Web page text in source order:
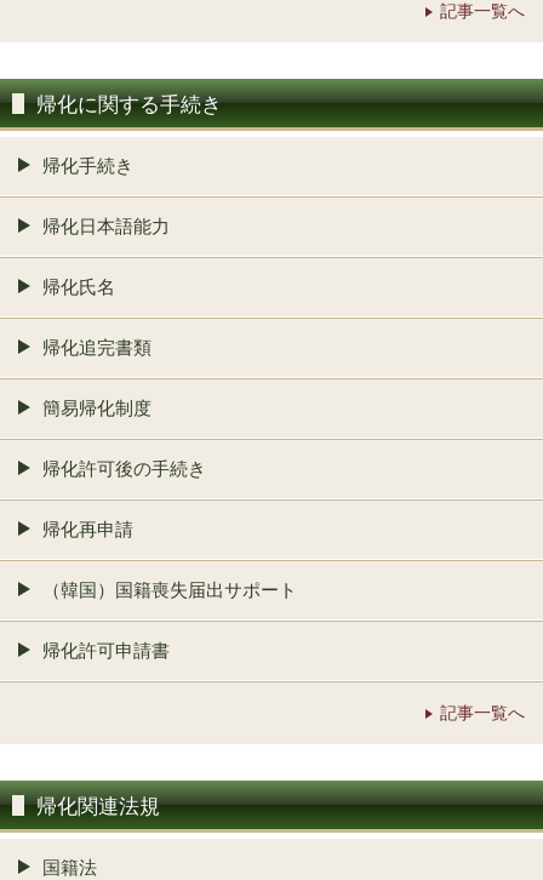
記事一覧へ
帰化に関する手続き
帰化手続き
帰化日本語能力
帰化氏名
帰化追完書類
簡易帰化制度
帰化許可後の手続き
帰化再申請
（韓国）国籍喪失届出サポート
帰化許可申請書
記事一覧へ
帰化関連法規
国籍法